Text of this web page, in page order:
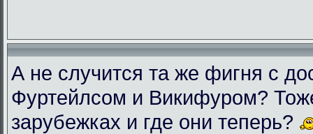
А не случится та же фигня с
Фуртейлсом и Викифуром?
зарубежках и где они теперь?